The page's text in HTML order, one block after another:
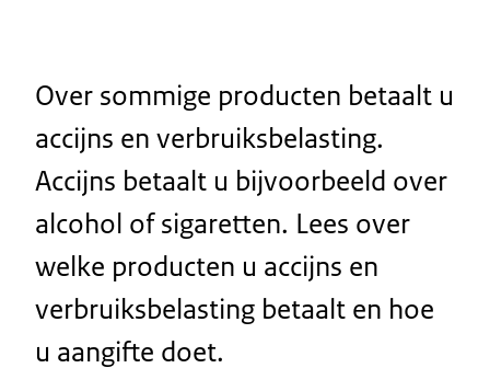
Over sommige producten betaalt u
accijns en verbruiksbelasting.
Accijns betaalt u bijvoorbeeld over
alcohol of sigaretten. Lees over
welke producten u accijns en
verbruiksbelasting betaalt en hoe
u aangifte doet.